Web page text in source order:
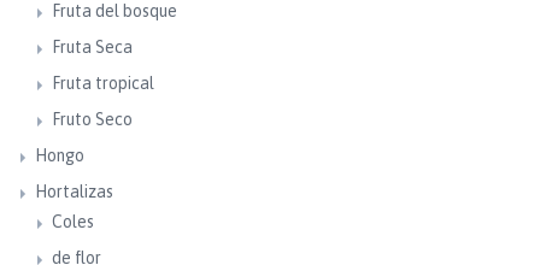
Fruta del bosque
Fruta Seca
Fruta tropical
Fruto Seco
Hongo
Hortalizas
Coles
de flor